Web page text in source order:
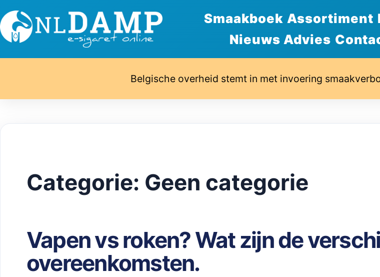
Smaakboek Assortiment
Nieuws Advies
Belgische overheid stemt in met invoering
Categorie: Geen categorie
Vapen vs roken? Wat zijn de
overeenkomsten.